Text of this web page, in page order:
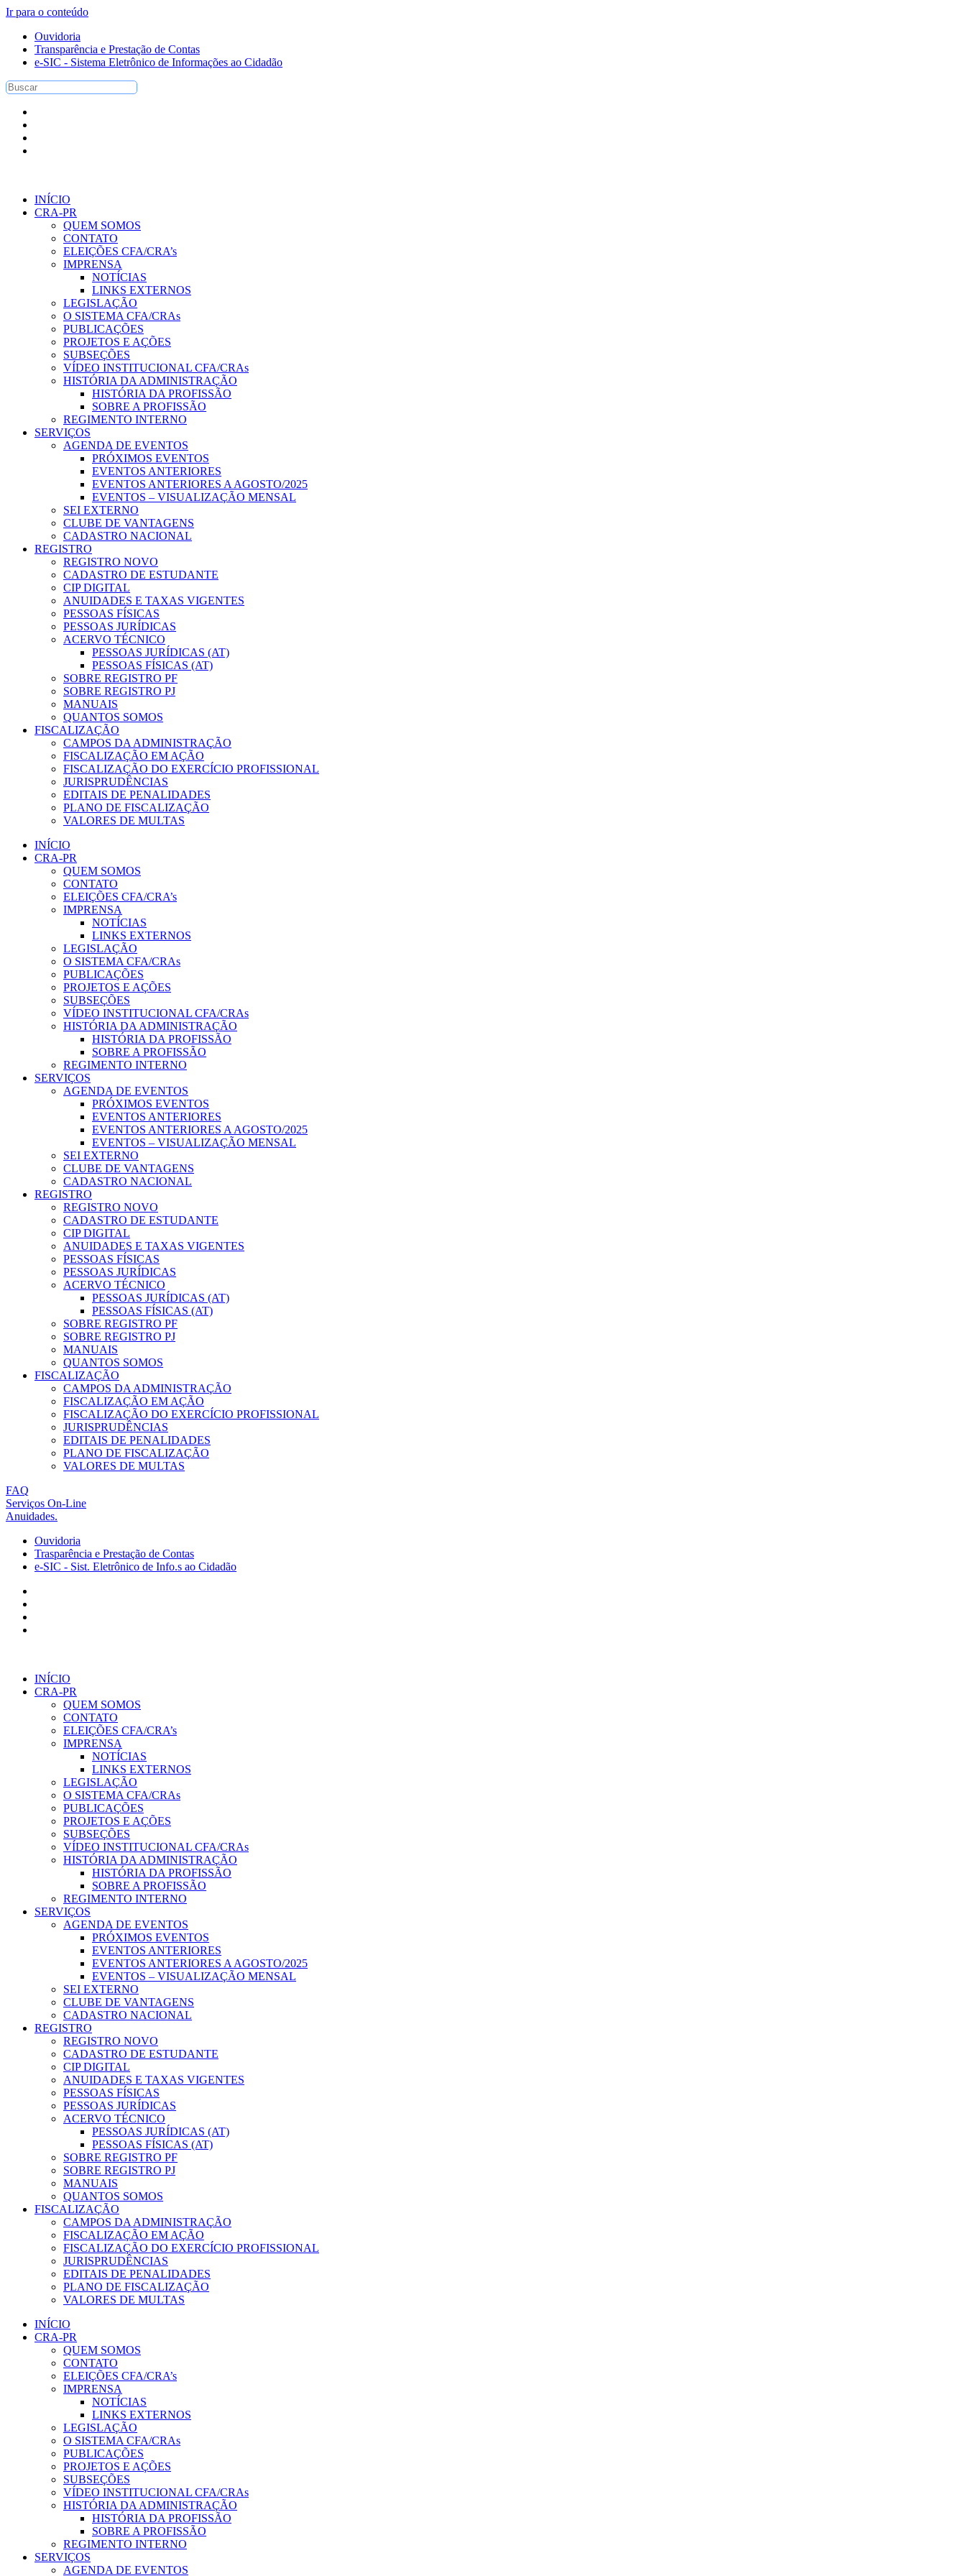
Ir para o conteúdo
Ouvidoria
Transparência e Prestação de Contas
e-SIC - Sistema Eletrônico de Informações ao Cidadão
INÍCIO
CRA-PR
QUEM SOMOS
CONTATO
ELEIÇÕES CFA/CRA’s
IMPRENSA
NOTÍCIAS
LINKS EXTERNOS
LEGISLAÇÃO
O SISTEMA CFA/CRAs
PUBLICAÇÕES
PROJETOS E AÇÕES
SUBSEÇÕES
VÍDEO INSTITUCIONAL CFA/CRAs
HISTÓRIA DA ADMINISTRAÇÃO
HISTÓRIA DA PROFISSÃO
SOBRE A PROFISSÃO
REGIMENTO INTERNO
SERVIÇOS
AGENDA DE EVENTOS
PRÓXIMOS EVENTOS
EVENTOS ANTERIORES
EVENTOS ANTERIORES A AGOSTO/2025
EVENTOS – VISUALIZAÇÃO MENSAL
SEI EXTERNO
CLUBE DE VANTAGENS
CADASTRO NACIONAL
REGISTRO
REGISTRO NOVO
CADASTRO DE ESTUDANTE
CIP DIGITAL
ANUIDADES E TAXAS VIGENTES
PESSOAS FÍSICAS
PESSOAS JURÍDICAS
ACERVO TÉCNICO
PESSOAS JURÍDICAS (AT)
PESSOAS FÍSICAS (AT)
SOBRE REGISTRO PF
SOBRE REGISTRO PJ
MANUAIS
QUANTOS SOMOS
FISCALIZAÇÃO
CAMPOS DA ADMINISTRAÇÃO
FISCALIZAÇÃO EM AÇÃO
FISCALIZAÇÃO DO EXERCÍCIO PROFISSIONAL
JURISPRUDÊNCIAS
EDITAIS DE PENALIDADES
PLANO DE FISCALIZAÇÃO
VALORES DE MULTAS
INÍCIO
CRA-PR
QUEM SOMOS
CONTATO
ELEIÇÕES CFA/CRA’s
IMPRENSA
NOTÍCIAS
LINKS EXTERNOS
LEGISLAÇÃO
O SISTEMA CFA/CRAs
PUBLICAÇÕES
PROJETOS E AÇÕES
SUBSEÇÕES
VÍDEO INSTITUCIONAL CFA/CRAs
HISTÓRIA DA ADMINISTRAÇÃO
HISTÓRIA DA PROFISSÃO
SOBRE A PROFISSÃO
REGIMENTO INTERNO
SERVIÇOS
AGENDA DE EVENTOS
PRÓXIMOS EVENTOS
EVENTOS ANTERIORES
EVENTOS ANTERIORES A AGOSTO/2025
EVENTOS – VISUALIZAÇÃO MENSAL
SEI EXTERNO
CLUBE DE VANTAGENS
CADASTRO NACIONAL
REGISTRO
REGISTRO NOVO
CADASTRO DE ESTUDANTE
CIP DIGITAL
ANUIDADES E TAXAS VIGENTES
PESSOAS FÍSICAS
PESSOAS JURÍDICAS
ACERVO TÉCNICO
PESSOAS JURÍDICAS (AT)
PESSOAS FÍSICAS (AT)
SOBRE REGISTRO PF
SOBRE REGISTRO PJ
MANUAIS
QUANTOS SOMOS
FISCALIZAÇÃO
CAMPOS DA ADMINISTRAÇÃO
FISCALIZAÇÃO EM AÇÃO
FISCALIZAÇÃO DO EXERCÍCIO PROFISSIONAL
JURISPRUDÊNCIAS
EDITAIS DE PENALIDADES
PLANO DE FISCALIZAÇÃO
VALORES DE MULTAS
FAQ
Serviços On-Line
Anuidades.
Ouvidoria
Trasparência e Prestação de Contas
e-SIC - Sist. Eletrônico de Info.s ao Cidadão
INÍCIO
CRA-PR
QUEM SOMOS
CONTATO
ELEIÇÕES CFA/CRA’s
IMPRENSA
NOTÍCIAS
LINKS EXTERNOS
LEGISLAÇÃO
O SISTEMA CFA/CRAs
PUBLICAÇÕES
PROJETOS E AÇÕES
SUBSEÇÕES
VÍDEO INSTITUCIONAL CFA/CRAs
HISTÓRIA DA ADMINISTRAÇÃO
HISTÓRIA DA PROFISSÃO
SOBRE A PROFISSÃO
REGIMENTO INTERNO
SERVIÇOS
AGENDA DE EVENTOS
PRÓXIMOS EVENTOS
EVENTOS ANTERIORES
EVENTOS ANTERIORES A AGOSTO/2025
EVENTOS – VISUALIZAÇÃO MENSAL
SEI EXTERNO
CLUBE DE VANTAGENS
CADASTRO NACIONAL
REGISTRO
REGISTRO NOVO
CADASTRO DE ESTUDANTE
CIP DIGITAL
ANUIDADES E TAXAS VIGENTES
PESSOAS FÍSICAS
PESSOAS JURÍDICAS
ACERVO TÉCNICO
PESSOAS JURÍDICAS (AT)
PESSOAS FÍSICAS (AT)
SOBRE REGISTRO PF
SOBRE REGISTRO PJ
MANUAIS
QUANTOS SOMOS
FISCALIZAÇÃO
CAMPOS DA ADMINISTRAÇÃO
FISCALIZAÇÃO EM AÇÃO
FISCALIZAÇÃO DO EXERCÍCIO PROFISSIONAL
JURISPRUDÊNCIAS
EDITAIS DE PENALIDADES
PLANO DE FISCALIZAÇÃO
VALORES DE MULTAS
INÍCIO
CRA-PR
QUEM SOMOS
CONTATO
ELEIÇÕES CFA/CRA’s
IMPRENSA
NOTÍCIAS
LINKS EXTERNOS
LEGISLAÇÃO
O SISTEMA CFA/CRAs
PUBLICAÇÕES
PROJETOS E AÇÕES
SUBSEÇÕES
VÍDEO INSTITUCIONAL CFA/CRAs
HISTÓRIA DA ADMINISTRAÇÃO
HISTÓRIA DA PROFISSÃO
SOBRE A PROFISSÃO
REGIMENTO INTERNO
SERVIÇOS
AGENDA DE EVENTOS